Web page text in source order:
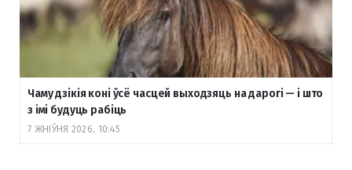
Чаму дзікія коні ўсё часцей выходзяць на дарогі — і што
з імі будуць рабіць
7 ЖНІЎНЯ 2026, 10:45